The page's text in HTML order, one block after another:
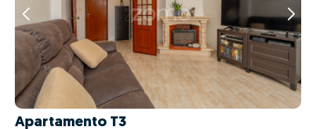
Apartamento T3